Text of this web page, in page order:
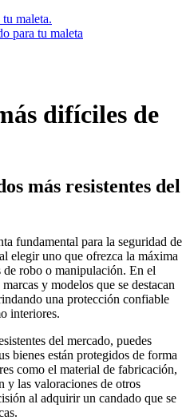
para tu maleta
difíciles de
más resistentes del
fundamental para la seguridad de
elegir uno que ofrezca la máxima
de robo o manipulación. En el
y modelos que se destacan
una protección confiable
interiores.
del mercado, puedes
bienes están protegidos de forma
como el material de fabricación,
y las valoraciones de otros
al adquirir un candado que se